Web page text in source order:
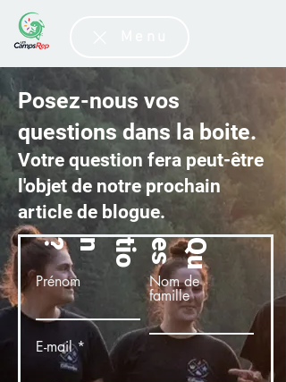
Posez-nous vos
questions dans la boite.
Votre question fera peut-être
l'objet de notre prochain
article de blogue.
Q
u
e
s
t
i
o
n
?
Prénom Nom de
famille
E-mail